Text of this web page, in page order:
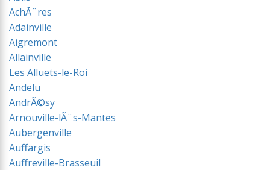
AchÃ¨res
Adainville
Aigremont
Allainville
Les Alluets-le-Roi
Andelu
AndrÃ©sy
Arnouville-lÃ¨s-Mantes
Aubergenville
Auffargis
Auffreville-Brasseuil